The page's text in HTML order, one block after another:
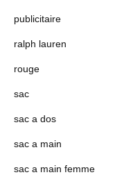
publicitaire
ralph lauren
rouge
sac
sac a dos
sac a main
sac a main femme